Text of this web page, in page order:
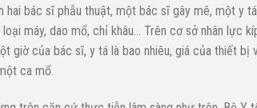
bác sĩ phẫu thuật, một bác sĩ gây mê, một y
máy, dao mổ, chỉ khâu… Trên cơ sở nhân lực
giờ của bác sĩ, y tá là bao nhiêu, giá của thiết bị
ca mổ.